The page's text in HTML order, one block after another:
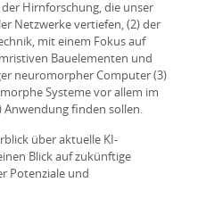
Hirnforschung, die unser
Netzwerke vertiefen, (2) der
mit einem Fokus auf
Bauelementen und
neuromorpher Computer (3)
Systeme vor allem im
finden sollen.
über aktuelle KI-
Blick auf zukünftige
Potenziale und